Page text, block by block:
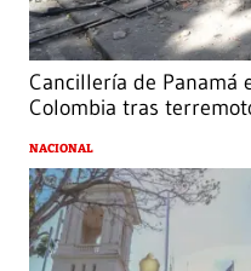
Cancillería de Panamá
Colombia tras
NACIONAL